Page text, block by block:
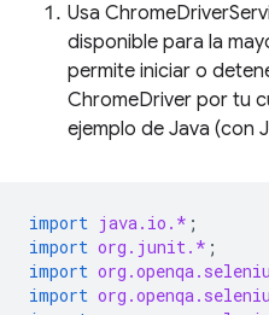
Usa
disponible para la
permite iniciar o
ChromeDriver por tu
ejemplo de Java (con
import java.io.* ;
import org.junit.* ;
import
import